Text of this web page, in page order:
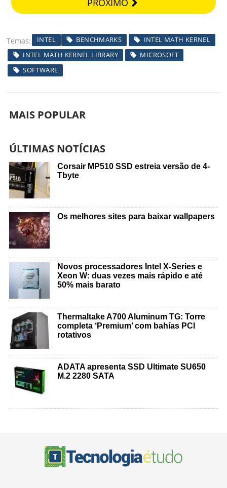
PRÓXIMO
Temas INTEL BENCHMARKS
INTEL MATH KERNEL
INTEL MATH KERNEL LIBRARY
MICROSOFT
SOFTWARE
MAIS POPULAR
ÚLTIMAS NOTÍCIAS
Corsair MP510 SSD estreia versão de 4-
Tbyte
Os melhores sites para baixar wallpapers
Novos processadores Intel X-Series e
Xeon W: duas vezes mais rápido e até
50% mais barato
Thermaltake A700 Aluminum TG: Torre
completa ‘Premium’ com bahías PCI
rotativos
ADATA apresenta SSD Ultimate SU650
M.2 2280 SATA